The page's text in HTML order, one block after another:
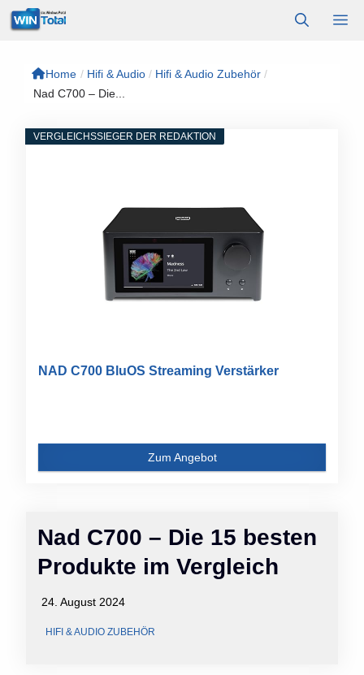
Zum
Inhalt
Home / Hifi & Audio / Hifi & Audio Zubehör /
Nad C700 – Die...
Nad C700 – Die 15 besten
Produkte im Vergleich
24. August 2024
HIFI & AUDIO ZUBEHÖR
VERGLEICHSSIEGER DER REDAKTION
NAD C700 BluOS Streaming Verstärker
Zum Angebot